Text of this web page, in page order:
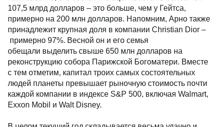
107,5 млрд долларов – это больше, чем у Гейтса,
примерно на 200 млн долларов. Напомним, Арно также
принадлежит крупная доля в компании Christian Dior –
примерно 97%. Весной он и его семья
обещали выделить свыше 650 млн долларов на
реконструкцию собора Парижской Богоматери. Вместе
с тем отметим, капитал троих самых состоятельных
людей планеты превышает рыночную стоимость почти
каждой компании в индексе S&P 500, включая Walmart,
Exxon Mobil и Walt Disney.